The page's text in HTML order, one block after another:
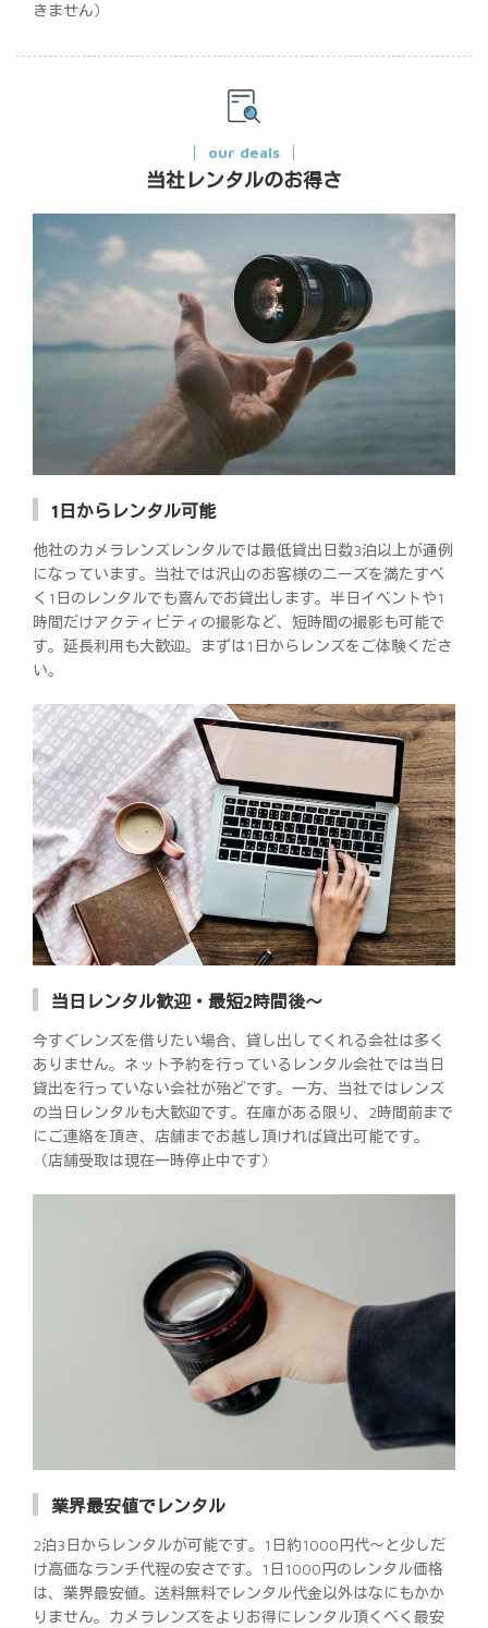
きません）
our deals
当社レンタルのお得さ
1日からレンタル可能
他社のカメラレンズレンタルでは最低貸出日数3泊以上が通例
になっています。当社では沢山のお客様のニーズを満たすべ
く1日のレンタルでも喜んでお貸出します。半日イベントや1
時間だけアクティビティの撮影など、短時間の撮影も可能で
す。延長利用も大歓迎。まずは1日からレンズをご体験くださ
い。
当日レンタル歓迎・最短2時間後～
今すぐレンズを借りたい場合、貸し出してくれる会社は多く
ありません。ネット予約を行っているレンタル会社では当日
貸出を行っていない会社が殆どです。一方、当社ではレンズ
の当日レンタルも大歓迎です。在庫がある限り、2時間前まで
にご連絡を頂き、店舗までお越し頂ければ貸出可能です。
（店舗受取は現在一時停止中です）
業界最安値でレンタル
2泊3日からレンタルが可能です。1日約1000円代～と少しだ
け高価なランチ代程の安さです。1日1000円のレンタル価格
は、業界最安値。送料無料でレンタル代金以外はなにもかか
りません。カメラレンズをよりお得にレンタル頂くべく最安